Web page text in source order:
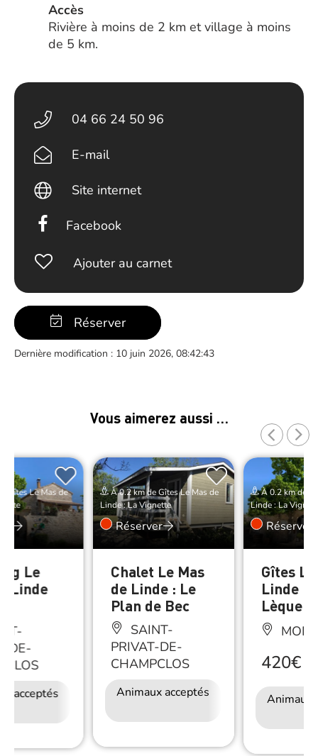
Accès
Rivière à moins de 2 km et village à moins
de 5 km.
04 66 24 50 96
E-mail
Site internet
Facebook
Ajouter au carnet
Réserver
Dernière modification : 10 juin 2026, 08:42:43
Vous aimerez aussi …
Gîtes Le Mas de
Le
Linde
DE-
acceptés
Accès Internet
Restauration
À 0.2 km de Gîtes Le Mas de
Linde : La Vignette
Réserver
Chalet Le Mas
de Linde : Le
Plan de Bec
SAINT-
PRIVAT-DE-
CHAMPCLOS
Animaux acceptés
Accès Internet
À 0.2 km de
Linde : La
Réserver
Gîtes
Linde :
Lèque
420€/
Animaux